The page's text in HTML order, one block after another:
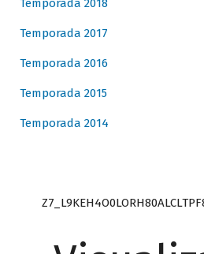
Temporada 2018
Temporada 2017
Temporada 2016
Temporada 2015
Temporada 2014